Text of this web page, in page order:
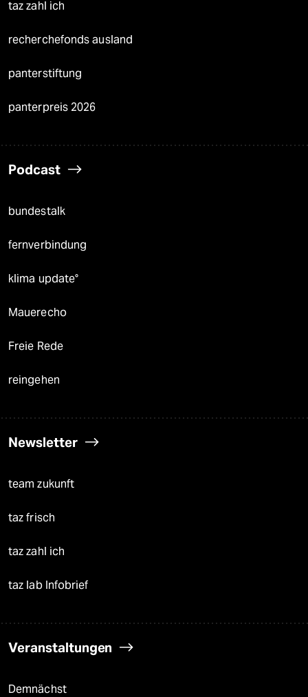
taz zahl ich
recherchefonds ausland
panterstiftung
panterpreis 2026
Podcast
bundestalk
fernverbindung
klima update°
Mauerecho
Freie Rede
reingehen
Newsletter
team zukunft
taz frisch
taz zahl ich
taz lab Infobrief
Veranstaltungen
Demnächst